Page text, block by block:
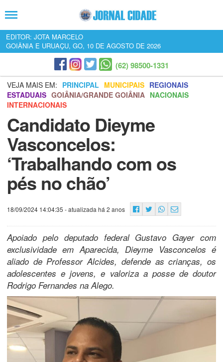
EDITOR: JOTA MARCELO
GOIÂNIA E URUAÇU, GO, 10 DE AGOSTO DE 2026
(62) 98500-1331
VEJA MAIS EM: PRINCIPAL MUNICIPAIS REGIONAIS
ESTADUAIS GOIÂNIA/GRANDE GOIÂNIA NACIONAIS
INTERNACIONAIS
Candidato Dieyme
Vasconcelos:
‘Trabalhando com os
pés no chão’
18/09/2024 14:04:35 - atualizada há 2 anos
Apoiado pelo deputado federal Gustavo Gayer com
exclusividade em Aparecida, Dieyme Vasconcelos é
aliado de Professor Alcides, defende as crianças, os
adolescentes e jovens, e valoriza a posse de doutor
Rodrigo Fernandes na Alego.